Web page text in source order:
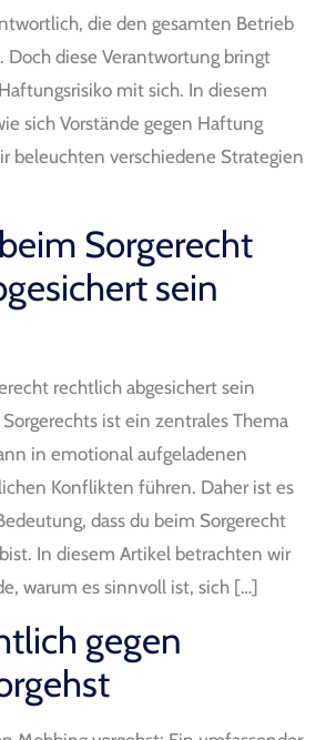
die den gesamten Betrieb
diese Verantwortung bringt
mit sich. In diesem
sich Vorstände gegen Haftung
beleuchten verschiedene Strategien
Sorgerecht
sein
rechtlich abgesichert sein
ist ein zentrales Thema
in emotional aufgeladenen
Konflikten führen. Daher ist es
dass du beim Sorgerecht
In diesem Artikel betrachten wir
warum es sinnvoll ist, sich […]
gegen